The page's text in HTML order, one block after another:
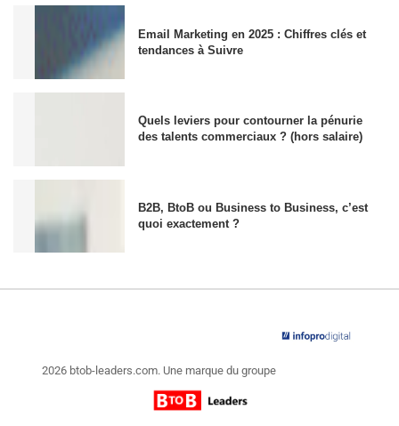
Email Marketing en 2025 : Chiffres clés et
tendances à Suivre
Quels leviers pour contourner la pénurie
des talents commerciaux ? (hors salaire)
B2B, BtoB ou Business to Business, c’est
quoi exactement ?
2026 btob-leaders.com. Une marque du groupe